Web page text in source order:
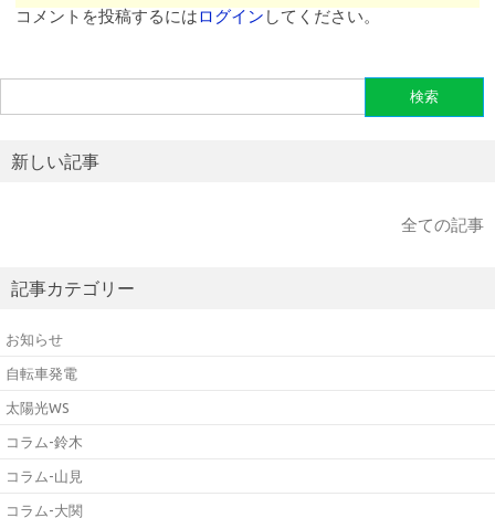
コメントを投稿するにはログイン してください。
索:
新しい記事
全ての記事
記事カテゴリー
お知らせ
自転車発電
太陽光WS
コラム-鈴木
コラム-山見
コラム-大関